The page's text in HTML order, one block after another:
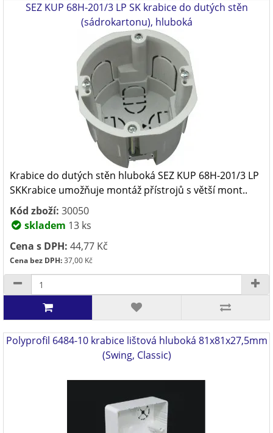
SEZ KUP 68H-201/3 LP SK krabice do dutých stěn
(sádrokartonu), hluboká
Krabice do dutých stěn hluboká SEZ KUP 68H-201/3 LP
SKKrabice umožňuje montáž přístrojů s větší mont..
Kód zboží: 30050
skladem 13 ks
Cena s DPH: 44,77 Kč
Cena bez DPH:37,00 Kč
Polyprofil 6484-10 krabice lištová hluboká 81x81x27,5mm
(Swing, Classic)